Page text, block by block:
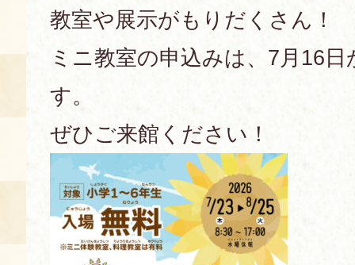
食の海援隊・陸援隊 会員限定
展示室のご紹介
お土産コーナー
レンタル
空き状況・ご予約
使用料・お支払い方法
団体向け見学・体験
食の語り部の部屋
展示見学
教室や展示がもりだくさん！
ミニ教室の申込みは、7月16
す。
ぜひご来館ください！